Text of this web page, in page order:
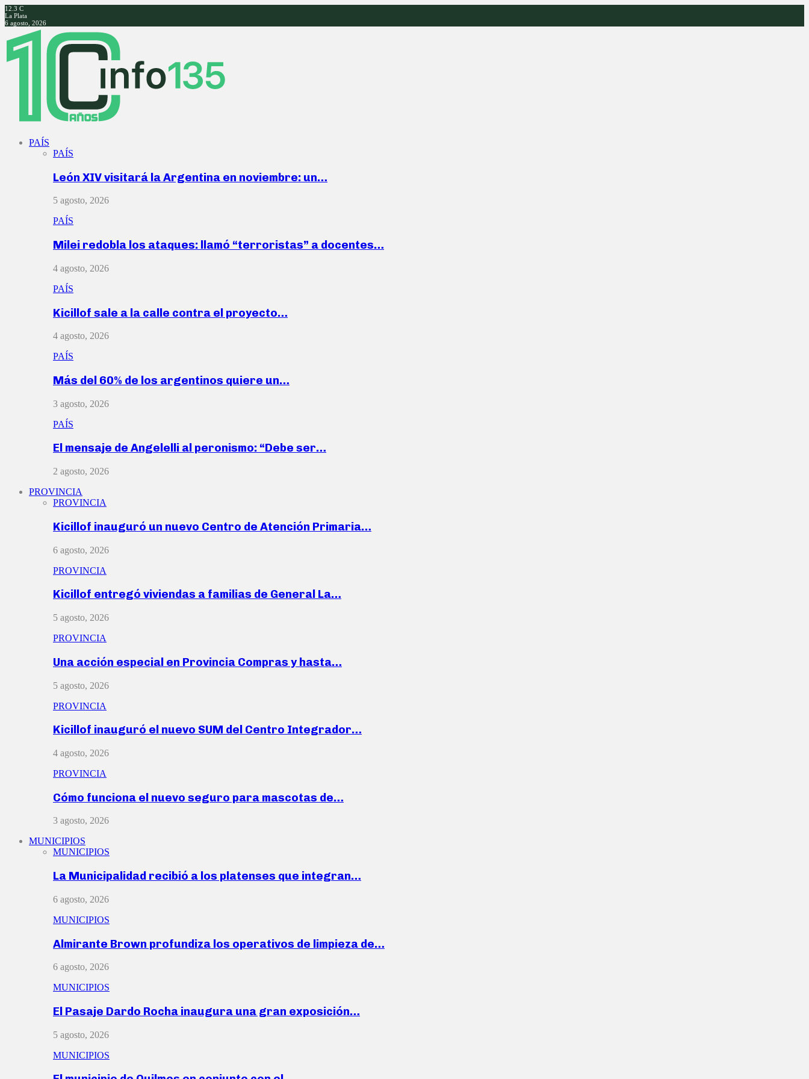
12.3 C
La Plata
6 agosto, 2026
Facebook
Twitter
Instagram
Youtube
PAÍS
PAÍS
León XIV visitará la Argentina en noviembre: un…
5 agosto, 2026
PAÍS
Milei redobla los ataques: llamó “terroristas” a docentes…
4 agosto, 2026
PAÍS
Kicillof sale a la calle contra el proyecto…
4 agosto, 2026
PAÍS
Más del 60% de los argentinos quiere un…
3 agosto, 2026
PAÍS
El mensaje de Angelelli al peronismo: “Debe ser…
2 agosto, 2026
PROVINCIA
PROVINCIA
Kicillof inauguró un nuevo Centro de Atención Primaria…
6 agosto, 2026
PROVINCIA
Kicillof entregó viviendas a familias de General La…
5 agosto, 2026
PROVINCIA
Una acción especial en Provincia Compras y hasta…
5 agosto, 2026
PROVINCIA
Kicillof inauguró el nuevo SUM del Centro Integrador…
4 agosto, 2026
PROVINCIA
Cómo funciona el nuevo seguro para mascotas de…
3 agosto, 2026
MUNICIPIOS
MUNICIPIOS
La Municipalidad recibió a los platenses que integran…
6 agosto, 2026
MUNICIPIOS
Almirante Brown profundiza los operativos de limpieza de…
6 agosto, 2026
MUNICIPIOS
El Pasaje Dardo Rocha inaugura una gran exposición…
5 agosto, 2026
MUNICIPIOS